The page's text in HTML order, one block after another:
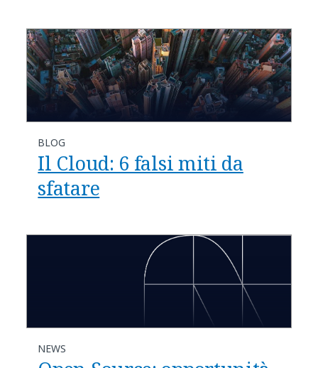
BLOG
Il Cloud: 6 falsi miti da
sfatare
NEWS